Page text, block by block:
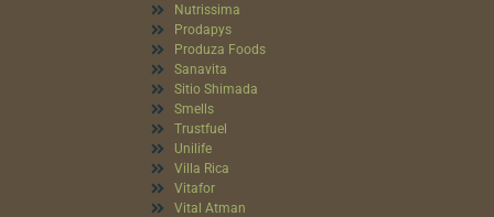
Nutrissima
Prodapys
Produza Foods
Sanavita
Sitio Shimada
Smells
Trustfuel
Unilife
Villa Rica
Vitafor
Vital Atman